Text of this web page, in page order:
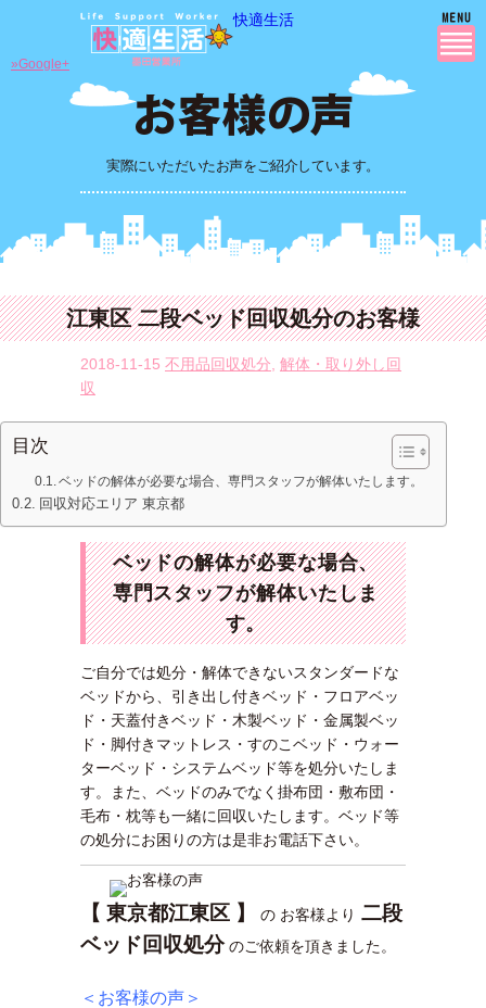
快適生活
実際にいただいたお声をご紹介しています。
»Google+
江東区 二段ベッド回収処分のお客様
2018-11-15 不用品回収処分 解体・取り外し回
収
目次
ベッドの解体が必要な場合、専門スタッフが解体いたします。
回収対応エリア 東京都
ベッドの解体が必要な場合、
専門スタッフが解体いたしま
す。
ご自分では処分・解体できないスタンダードな
ベッドから、引き出し付きベッド・フロアベッ
ド・天蓋付きベッド・木製ベッド・金属製ベッ
ド・脚付きマットレス・すのこベッド・ウォー
ターベッド・システムベッド等を処分いたしま
す。また、ベッドのみでなく掛布団・敷布団・
毛布・枕等も一緒に回収いたします。ベッド等
の処分にお困りの方は是非お電話下さい。
【 東京都江東区 】 の お客様より 二段
ベッド 回収処分のご依頼を頂きました。
＜お客様の声＞